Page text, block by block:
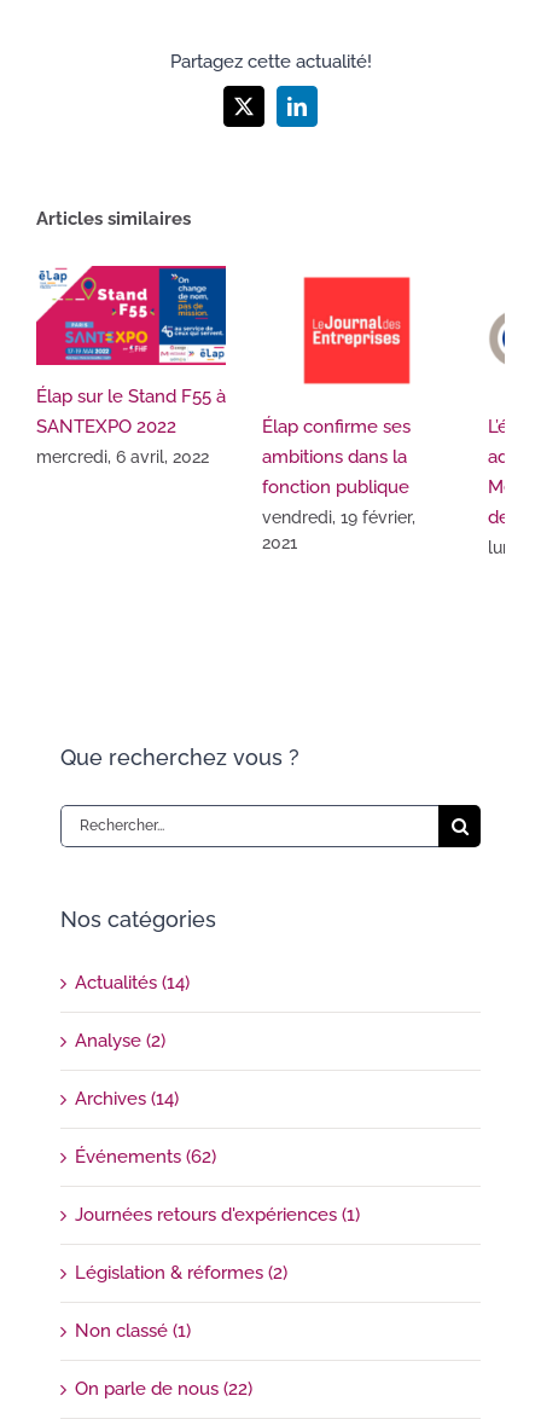
Partagez cette actualité!
X LinkedIn
Articles similaires
Élap sur le Stand F55 à
SANTEXPO 2022
mercredi, 6 avril, 2022
Élap confirme ses
ambitions dans la
fonction publique
vendredi, 19 février,
2021
lundi,
Que recherchez vous ?
Rechercher:
Nos catégories
Actualités (14)
Analyse (2)
Archives (14)
Événements (62)
Journées retours d'expériences (1)
Législation & réformes (2)
Non classé (1)
On parle de nous (22)